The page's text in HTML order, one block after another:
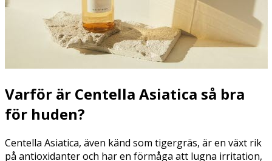
Varför är Centella Asiatica så bra
för huden?
Centella Asiatica, även känd som tigergräs, är en växt rik
på antioxidanter och har en förmåga att lugna irritation,